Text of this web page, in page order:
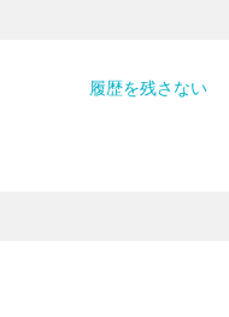
履歴を残さない